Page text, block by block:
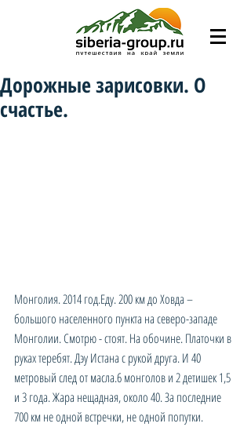
Дорожные зарисовки. О
счастье.
Монголия. 2014 год.Еду. 200 км до Ховда –
большого населенного пункта на северо-западе
Монголии. Смотрю - стоят. На обочине. Платочки в
руках теребят. Дэу Истана с рукой друга. И 40
метровый след от масла.6 монголов и 2 детишек 1,5
и 3 года. Жара нещадная, около 40. За последние
700 км не одной встречки, не одной попутки.